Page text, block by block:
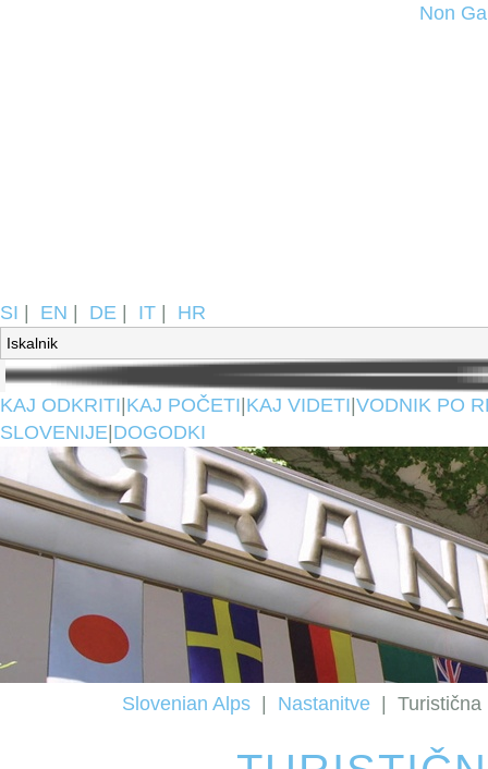
Non
SI EN DE IT HR
KAJ ODKRITI KAJ POČETI KAJ VIDETI VODNIK PO
SLOVENIJE DOGODKI
Slovenian Alps Nastanitve Turistična